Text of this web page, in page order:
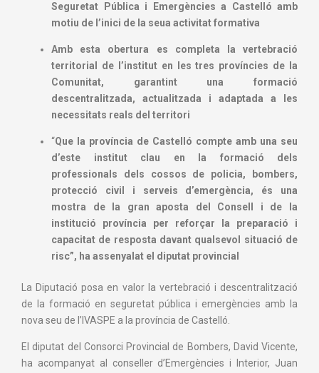
Seguretat Pública i Emergències a Castelló amb
motiu de l’inici de la seua activitat formativa
Amb esta obertura es completa la vertebració
territorial de l’institut en les tres províncies de la
Comunitat, garantint una formació
descentralitzada, actualitzada i adaptada a les
necessitats reals del territori
“Que la província de Castelló compte amb una seu
d’este institut clau en la formació dels
professionals dels cossos de policia, bombers,
protecció civil i serveis d’emergència, és una
mostra de la gran aposta del Consell i de la
institució província per reforçar la preparació i
capacitat de resposta davant qualsevol situació de
risc”, ha assenyalat el diputat provincial
La Diputació posa en valor la vertebració i descentralització
de la formació en seguretat pública i emergències amb la
nova seu de l’IVASPE a la província de Castelló.
El diputat del Consorci Provincial de Bombers, David Vicente,
ha acompanyat al conseller d’Emergències i Interior, Juan